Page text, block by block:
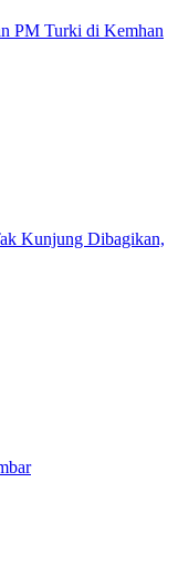
PM Turki di Kemhan
Kunjung Dibagikan,